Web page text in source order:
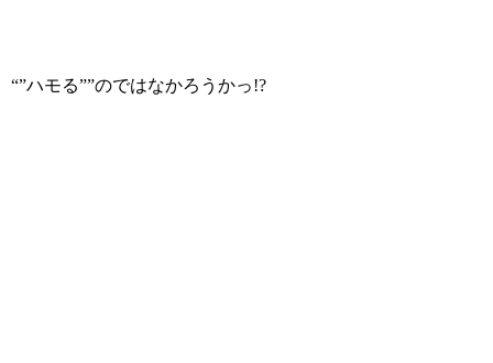
“”ハモる””のではなかろうかっ!?